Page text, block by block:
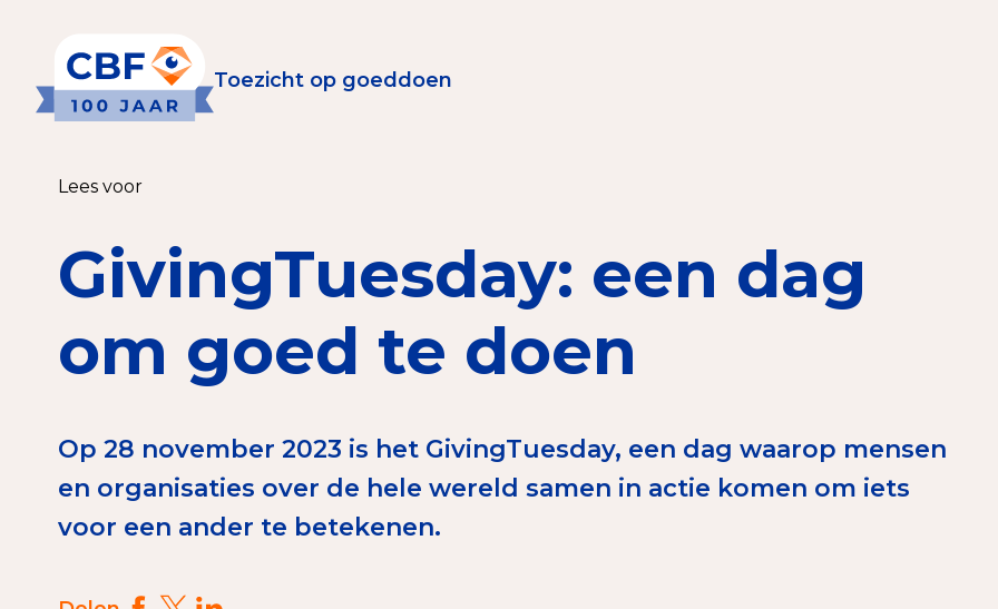
Toezicht op goeddoen
Toezicht op goeddoen
CBF-Erkenning aanvragen
Tarieven CBF-Erkenning
Veilig geven met het CBF-keurmerk
Check het CBF-keurmerk van een goed doel
Download de Geef Gerust Checklist
Lees voor
GivingTuesday: een dag
om goed te doen
Op 28 november 2023 is het GivingTuesday, een dag waarop mensen
en organisaties over de hele wereld samen in actie komen om iets
voor een ander te betekenen.